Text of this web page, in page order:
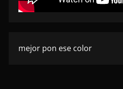
mejor pon ese color